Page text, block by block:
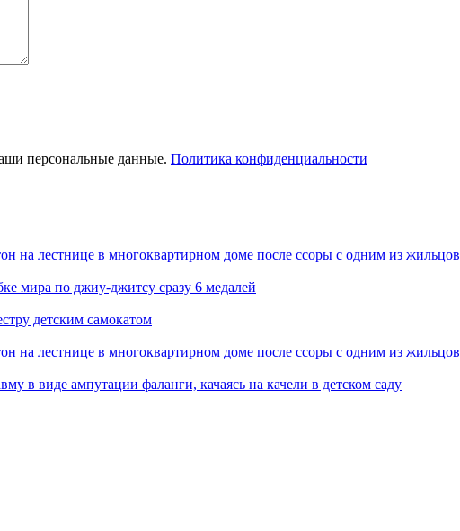
персональные данные. Политика конфиденциальности
на лестнице в многоквартирном доме после ссоры с одним из жильцов
мира по джиу-джитсу сразу 6 медалей
детским самокатом
на лестнице в многоквартирном доме после ссоры с одним из жильцов
в виде ампутации фаланги, качаясь на качели в детском саду